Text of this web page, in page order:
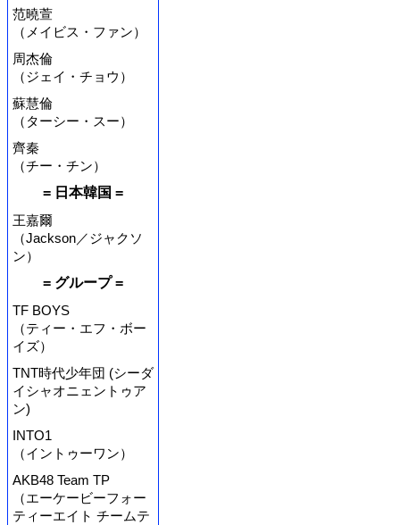
范曉萱
（メイビス・ファン）
周杰倫
（ジェイ・チョウ）
蘇慧倫
（ターシー・スー）
齊秦
（チー・チン）
= 日本韓国 =
王嘉爾
（Jackson／ジャクソ
ン）
= グループ =
TF BOYS
（ティー・エフ・ボー
イズ）
TNT時代少年団 (シーダ
イシャオニェントゥア
ン)
INTO1
（イントゥーワン）
AKB48 Team TP
（エーケービーフォー
ティーエイト チームテ